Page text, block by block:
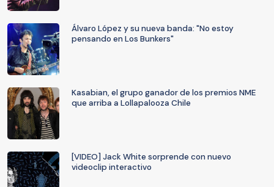
Álvaro López y su nueva banda: "No estoy
pensando en Los Bunkers"
Kasabian, el grupo ganador de los premios NME
que arriba a Lollapalooza Chile
[VIDEO] Jack White sorprende con nuevo
videoclip interactivo